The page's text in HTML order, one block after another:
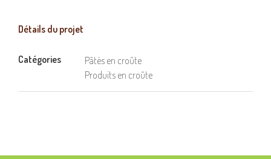
Détails du projet
Catégories
Pâtés en croûte
Produits en croûte